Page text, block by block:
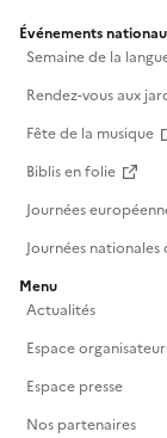
Événements
Semaine de la
Rendez-vous aux
Fête de la musique
Biblis en folie
Journées
Journées
Menu
Actualités
Espace
Espace presse
Nos partenaires